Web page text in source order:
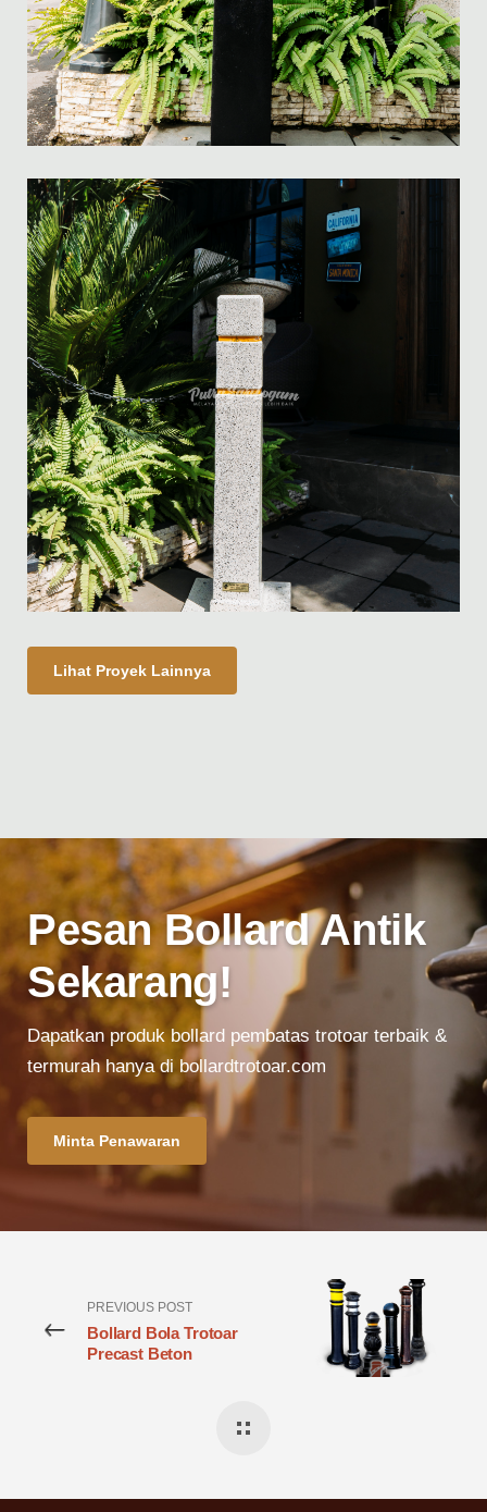
Lihat Proyek Lainnya
Pesan Bollard Antik
Sekarang!
Dapatkan produk bollard pembatas trotoar terbaik &
termurah hanya di bollardtrotoar.com
Minta Penawaran
PREVIOUS POST
Bollard Bola Trotoar
Precast Beton